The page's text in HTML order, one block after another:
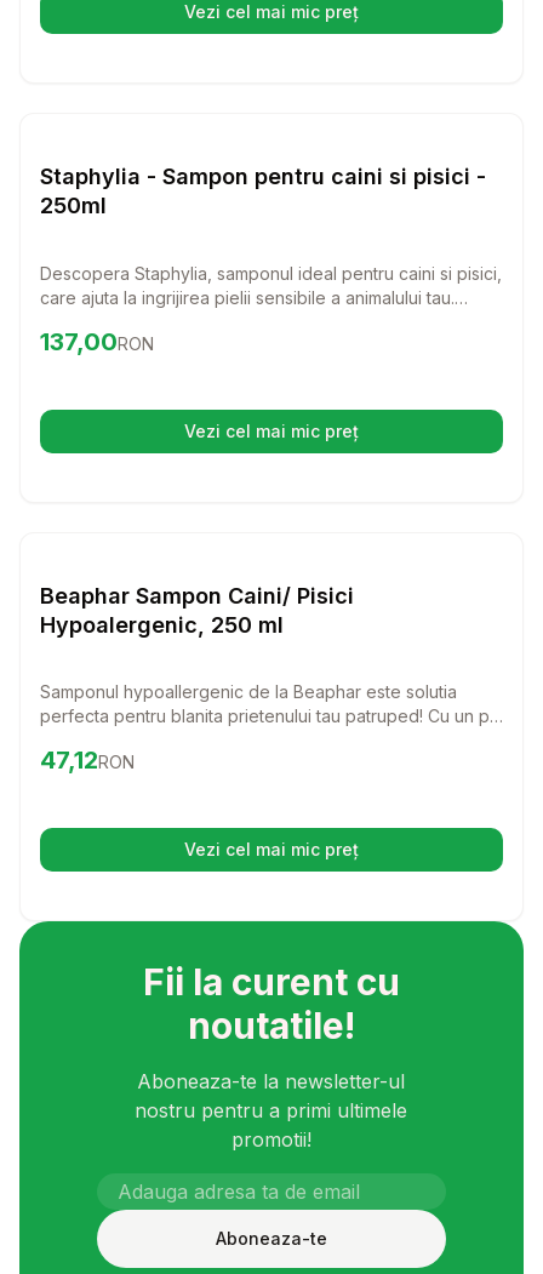
Vezi cel mai mic preț(se deschide într-o filă nouă)
Cosmetice
Staphylia - Sampon pentru caini si pisici -
250ml
Descopera Staphylia, samponul ideal pentru caini si pisici,
care ajuta la ingrijirea pielii sensibile a animalului tau.
dermatologice, acest sampon va face ca blana
Preț:137.00
137,00RON
Vezi cel mai mic preț(se deschide într-o filă nouă)
Beaphar Sampon Caini/ Pisici
Hypoalergenic, 250 ml
Samponul hypoallergenic de la Beaphar este solutia
perfecta pentru blanita prietenului tau patruped! Cu un pH
stratul natural de protectie al parului, fiind ideal pentru
Preț:47.12
47,12RON
Vezi cel mai mic preț(se deschide într-o filă nouă)
Fii la curent cu
noutatile!
Aboneaza-te la newsletter-ul
nostru pentru a primi ultimele
promotii!
Aboneaza-te